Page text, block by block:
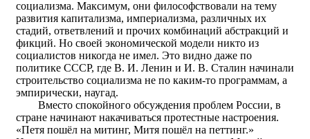
социализма. Максимум, они философствовали на тему
развития капитализма, империализма, различных их
стадий, ответвлений и прочих комбинаций абстракций и
фикций. Но своей экономической модели никто из
социалистов никогда не имел. Это видно даже по
политике СССР, где В. И. Ленин и И. В. Сталин начинали
строительство социализма не по каким-то программам, а
эмпирически, наугад.
Вместо спокойного обсуждения проблем России, в
стране начинают накачиваться протестные настроения.
«Петя пошёл на митинг, Митя пошёл на петтинг.»